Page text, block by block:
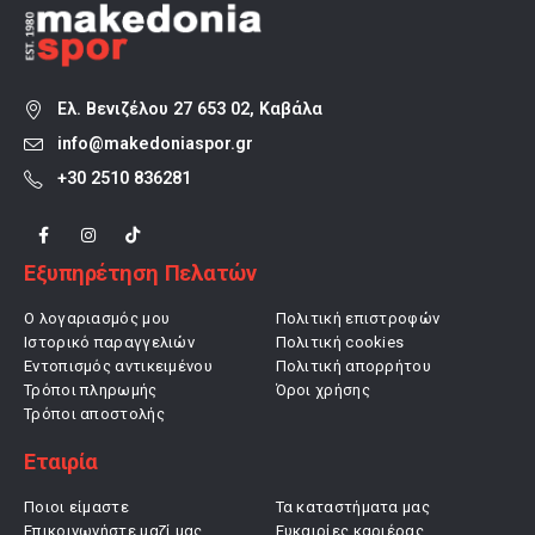
Ελ. Βενιζέλου 27 653 02, Καβάλα
info@makedoniaspor.gr
+30 2510 836281
Εξυπηρέτηση Πελατών
Ο λογαριασμός μου
Ιστορικό παραγγελιών
Εντοπισμός αντικειμένου
Τρόποι πληρωμής
Τρόποι αποστολής
Πολιτική επιστροφών
Πολιτική cookies
Πολιτική απορρήτου
Όροι χρήσης
Εταιρία
Ποιοι είμαστε
Επικοινωνήστε μαζί μας
Τα καταστήματα μας
Ευκαιρίες καριέρας